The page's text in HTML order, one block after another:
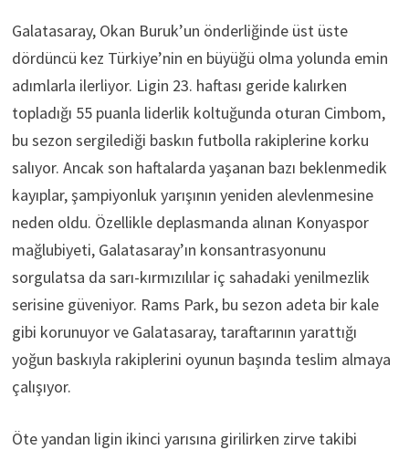
Galatasaray, Okan Buruk’un önderliğinde üst üste
dördüncü kez Türkiye’nin en büyüğü olma yolunda emin
adımlarla ilerliyor. Ligin 23. haftası geride kalırken
topladığı 55 puanla liderlik koltuğunda oturan Cimbom,
bu sezon sergilediği baskın futbolla rakiplerine korku
salıyor. Ancak son haftalarda yaşanan bazı beklenmedik
kayıplar, şampiyonluk yarışının yeniden alevlenmesine
neden oldu. Özellikle deplasmanda alınan Konyaspor
mağlubiyeti, Galatasaray’ın konsantrasyonunu
sorgulatsa da sarı-kırmızılılar iç sahadaki yenilmezlik
serisine güveniyor. Rams Park, bu sezon adeta bir kale
gibi korunuyor ve Galatasaray, taraftarının yarattığı
yoğun baskıyla rakiplerini oyunun başında teslim almaya
çalışıyor.
Öte yandan ligin ikinci yarısına girilirken zirve takibi